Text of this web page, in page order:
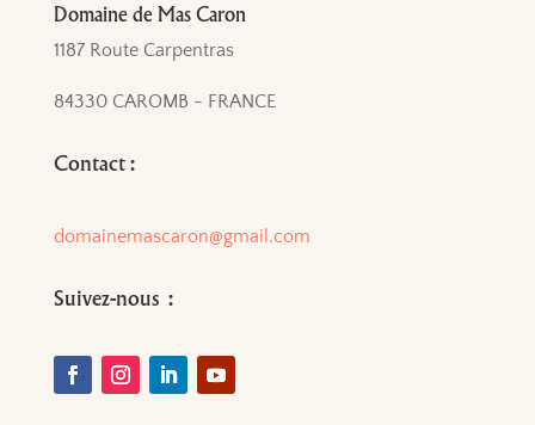
Domaine de Mas Caron
1187 Route Carpentras
84330 CAROMB - FRANCE
Contact :
domainemascaron@gmail.com
Suivez-nous :